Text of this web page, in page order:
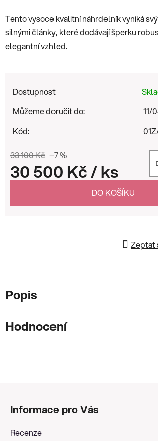
Tento vysoce kvalitní náhrdelník vyniká
silnými články, které dodávají šperku
elegantní vzhled.
Dostupnost
Můžeme doručit do:
11/
Kód:
33 100 Kč –7 %
30 500 Kč/ ks
DO KOŠÍKU
Zeptat
Popis
Hodnocení
Informace pro Vás
Recenze